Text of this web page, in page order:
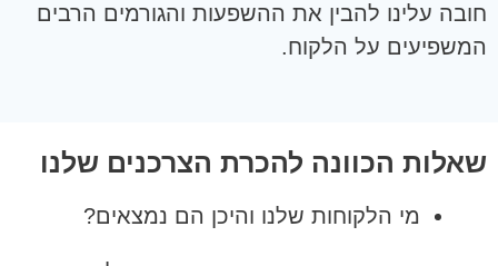
חובה עלינו להבין את ההשפעות והגורמים הרבים
המשפיעים על הלקוח.
שאלות הכוונה להכרת הצרכנים שלנו
מי הלקוחות שלנו והיכן הם נמצאים?